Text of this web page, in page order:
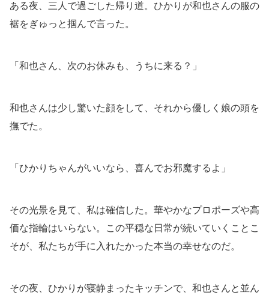
ある夜、三人で過ごした帰り道。ひかりが和也さんの服の
裾をぎゅっと掴んで言った。
「和也さん、次のお休みも、うちに来る？」
和也さんは少し驚いた顔をして、それから優しく娘の頭を
撫でた。
「ひかりちゃんがいいなら、喜んでお邪魔するよ」
その光景を見て、私は確信した。華やかなプロポーズや高
価な指輪はいらない。この平穏な日常が続いていくことこ
そが、私たちが手に入れたかった本当の幸せなのだ。
その夜、ひかりが寝静まったキッチンで、和也さんと並ん